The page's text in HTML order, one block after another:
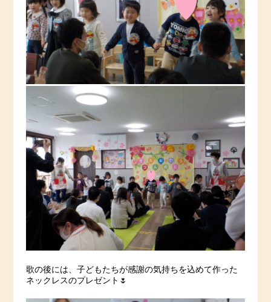
歌の後には、子どもたちが感謝の気持ちを込めて作った
ネックレスのプレゼント🌷